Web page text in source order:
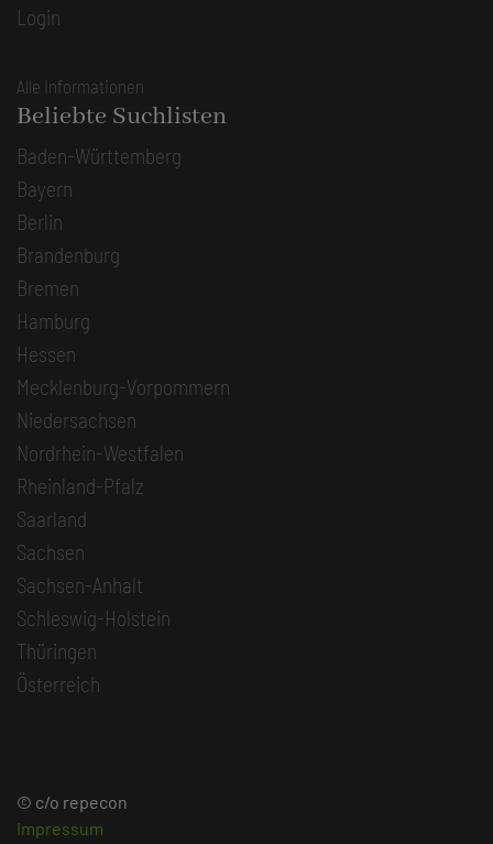
Login
Alle Informationen
Beliebte Suchlisten
Baden-Württemberg
Bayern
Berlin
Brandenburg
Bremen
Hamburg
Hessen
Mecklenburg-Vorpommern
Niedersachsen
Nordrhein-Westfalen
Rheinland-Pfalz
Saarland
Sachsen
Sachsen-Anhalt
Schleswig-Holstein
Thüringen
Österreich
© c/o repecon
Impressum